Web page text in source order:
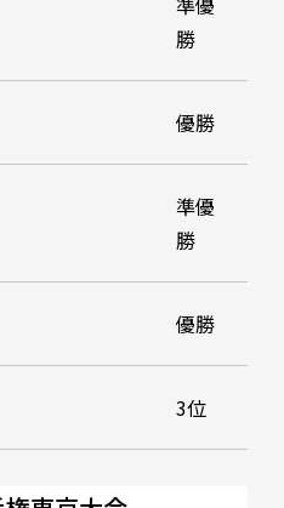
勝
優勝
準優
勝
優勝
3位